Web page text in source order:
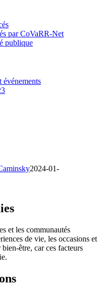
par CoVaRR-Net
publique
événements
2024-01-
et les communautés
de vie, les occasions et
être, car ces facteurs